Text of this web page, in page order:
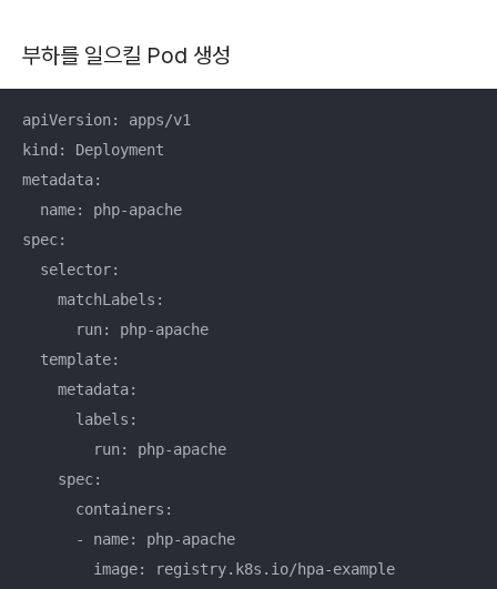
부하를 일으킬 Pod 생성
apiVersion: apps/v1
kind: Deployment
metadata:
  name: php-apache
spec:
  selector:
    matchLabels:
      run: php-apache
  template:
    metadata:
      labels:
        run: php-apache
    spec:
      containers:
      - name: php-apache
        image: registry.k8s.io/hpa-example